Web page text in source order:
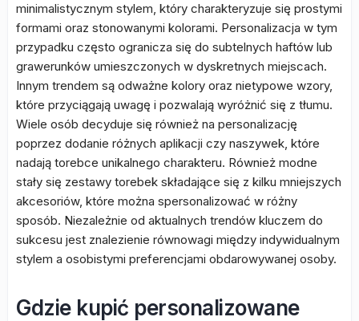
minimalistycznym stylem, który charakteryzuje się prostymi
formami oraz stonowanymi kolorami. Personalizacja w tym
przypadku często ogranicza się do subtelnych haftów lub
grawerunków umieszczonych w dyskretnych miejscach.
Innym trendem są odważne kolory oraz nietypowe wzory,
które przyciągają uwagę i pozwalają wyróżnić się z tłumu.
Wiele osób decyduje się również na personalizację
poprzez dodanie różnych aplikacji czy naszywek, które
nadają torebce unikalnego charakteru. Również modne
stały się zestawy torebek składające się z kilku mniejszych
akcesoriów, które można spersonalizować w różny
sposób. Niezależnie od aktualnych trendów kluczem do
sukcesu jest znalezienie równowagi między indywidualnym
stylem a osobistymi preferencjami obdarowywanej osoby.
Gdzie kupić personalizowane